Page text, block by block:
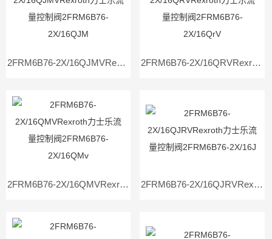
2FRM6B76-2X/16QJMVRexroth力士乐流量控制阀2FRM6B76-2X/16QJM 2FRM6B76-2X/16QRVRexroth力士乐流量控制阀2FRM6B76-2X/16QrV
2FRM6B76-2X/16QMVRexroth力士乐流量控制阀2FRM6B76-2X/16QMv 2FRM6B76-2X/16QJRVRexroth力士乐流量控制阀2FRM6B76-2X/16J